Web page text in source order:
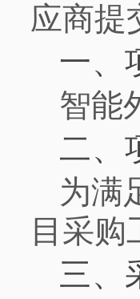
应商提
一、
智能
二、
为满
目采购
三、